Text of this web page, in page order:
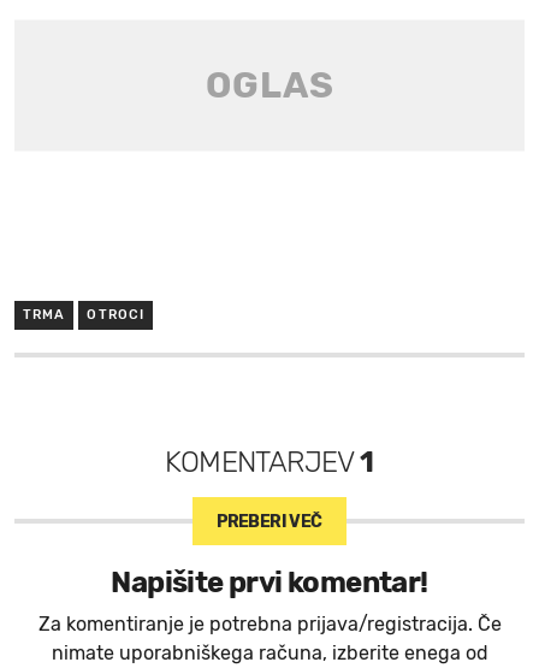
TRMA OTROCI
KOMENTARJEV1
PREBERI VEČ
Napišite prvi komentar!
Za komentiranje je potrebna prijava/registracija. Če
nimate uporabniškega računa, izberite enega od